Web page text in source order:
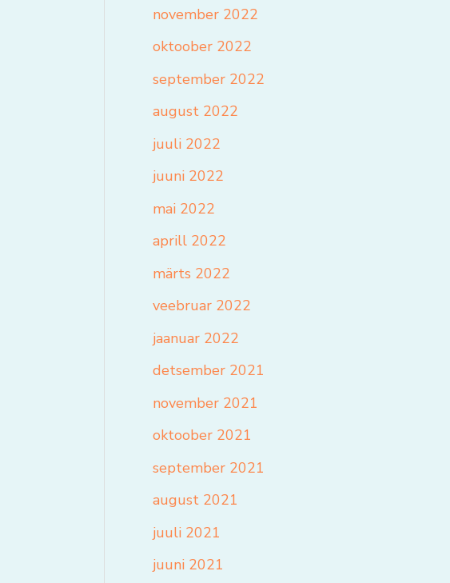
november 2022
oktoober 2022
september 2022
august 2022
juuli 2022
juuni 2022
mai 2022
aprill 2022
märts 2022
veebruar 2022
jaanuar 2022
detsember 2021
november 2021
oktoober 2021
september 2021
august 2021
juuli 2021
juuni 2021